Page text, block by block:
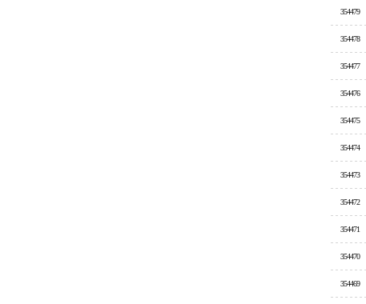
354479
354478
354477
354476
354475
354474
354473
354472
354471
354470
354469